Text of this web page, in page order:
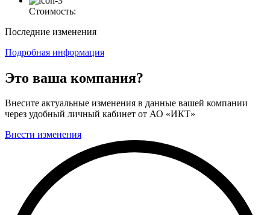
Стоимость:
Последние изменения
Подробная информация
Это ваша компания?
Внесите актуальные изменения в данные вашей компании
через удобный личный кабинет от АО «ИКТ»
Внести изменения